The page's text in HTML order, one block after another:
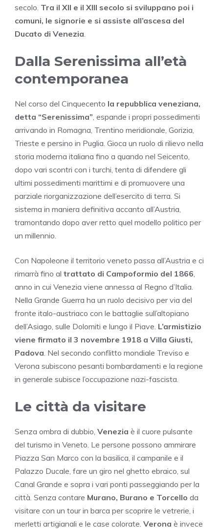
secolo. Tra il XII e il XIII secolo si sviluppano poi i
comuni, le signorie e si assiste all’ascesa del
Ducato di Venezia.
Dalla Serenissima all’età
contemporanea
Nel corso del Cinquecento la repubblica veneziana,
detta “Serenissima”, espande i propri possedimenti
arrivando in Romagna, Trentino meridionale, Gorizia,
Trieste e persino in Puglia. Gioca un ruolo di rilievo nella
storia moderna italiana fino a quando nel Seicento,
dopo vari scontri con i turchi, tenta di difendere gli
ultimi possedimenti marittimi e di promuovere una
parziale riorganizzazione dell’esercito di terra. Si
sistema in maniera definitiva accanto all’Austria,
tramontando dopo aver retto quel modello politico per
un millennio.
Con Napoleone il territorio veneto passa all’Austria e ci
rimarrà fino al trattato di Campoformio del 1866,
anno in cui Venezia viene annessa al Regno d’Italia.
Nella Grande Guerra ha un ruolo decisivo per via del
fronte italo-austriaco con le battaglie sull’altopiano
dell’Asiago, sulle Dolomiti e lungo il Piave. L’armistizio
viene firmato il 3 novembre 1918 a Villa Giusti,
Padova. Nel secondo conflitto mondiale Treviso e
Verona subiscono pesanti bombardamenti e la regione
in generale subisce l’occupazione nazi-fascista.
Le città da visitare
Senza ombra di dubbio, Venezia è il cuore pulsante
del turismo in Veneto. Le persone possono ammirare
Piazza San Marco con la basilica, il campanile e il
Palazzo Ducale, fare un giro nel ghetto ebraico, sul
Canal Grande e sopra i vari ponti passeggiando per la
città. Senza contare Murano, Burano e Torcello da
visitare con un tour in barca per scoprire le vetrerie, i
merletti artigianali e le case colorate. Verona è invece